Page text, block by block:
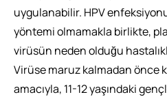
uygulanabilir. HPV
yöntemi olmamakla birlikte,
virüsün neden olduğu
Virüse maruz kalmadan önce
amacıyla, 11-12 yaşındaki